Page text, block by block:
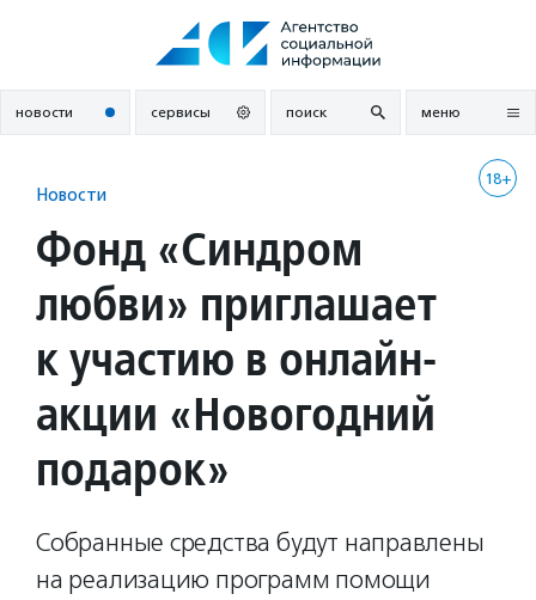
новости сервисы поиск меню
18+
Новости
Фонд «Синдром
любви» приглашает
к участию в онлайн-
акции «Новогодний
подарок»
Собранные средства будут направлены
на реализацию программ помощи